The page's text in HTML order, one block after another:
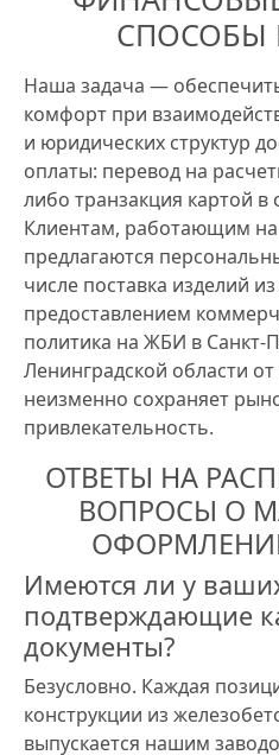
СПОСОБЫ
Наша задача —
комфорт при
и юридических структур
оплаты: перевод на
либо транзакция картой в
Клиентам, работающим
предлагаются
числе поставка изделий
предоставлением
политика на ЖБИ в Санкт-
Ленинградской области
неизменно сохраняет
привлекательность.
ОТВЕТЫ НА
ВОПРОСЫ О
Имеются ли у
подтверждающие
документы?
Безусловно. Каждая
конструкции из
выпускается нашим